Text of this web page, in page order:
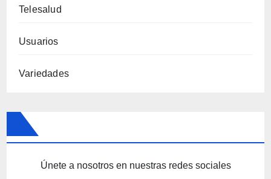
Telesalud
Usuarios
Variedades
Únete a nosotros en nuestras redes sociales